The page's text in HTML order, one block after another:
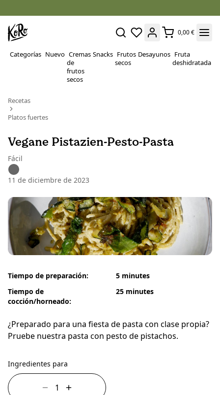
0,00 €
Categorías Nuevo Cremas
de
frutos
secos
Snacks Frutos
secos
Desayunos Fruta
deshidratada
Recetas
Platos fuertes
Vegane Pistazien-Pesto-Pasta
Fácil
11 de diciembre de 2023
Tiempo de preparación:
Tiempo de
cocción/horneado:
5 minutes
25 minutes
¿Preparado para una fiesta de pasta con clase propia?
Pruebe nuestra pasta con pesto de pistachos.
Ingredientes para